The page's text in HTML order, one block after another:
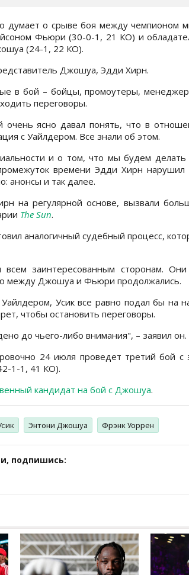
думает о срыве боя между чемпионом
Фьюри (30-0-1, 21 КО) и
(24-1, 22 КО).
Джошуа, Эдди Хирн.
в бой – бойцы, промоутеры,
переговоры.
ясно давал понять, что в
с Уайлдером. Все знали об этом.
и о том, что мы будем делать
времени Эдди Хирн нарушил
анонсы и так далее.
на регулярной основе, вызвали
The Sun.
аналогичный судебный процесс,
всем заинтересованным сторонам.
между Джошуа и Фьюри продолжались.
Усик все равно подал бы на
чтобы остановить переговоры.
до чьего-либо внимания", – заявил он.
24 июля проведет третий бой с
1-1, 41 КО).
кандидат на бой с Джошуа.
Энтони Джошуа Фрэнк Уоррен
подпишись: